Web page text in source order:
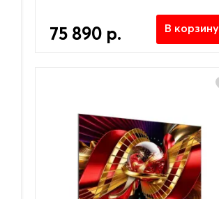
75 890 р. В корзину